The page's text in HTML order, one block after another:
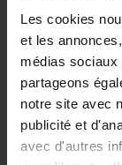
Les cookies
et les
médias sociaux
partageons
notre site avec
publicité et
avec d'autres